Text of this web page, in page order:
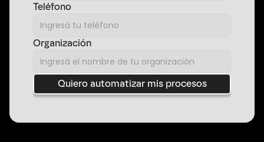
Teléfono
Organización
Quiero automatizar mis procesos